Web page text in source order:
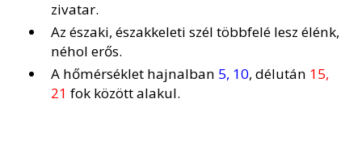
zivatar.
Az északi, északkeleti szél többfelé lesz élénk,
néhol erős.
A hőmérséklet hajnalban 5, 10, délután 15,
21 fok között alakul.